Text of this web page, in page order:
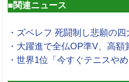
■関連ニュース
・ズベレフ 死闘制し悲願の
・大躍進で全仏OP準V、高額
・世界1位「今すぐテニスやめ